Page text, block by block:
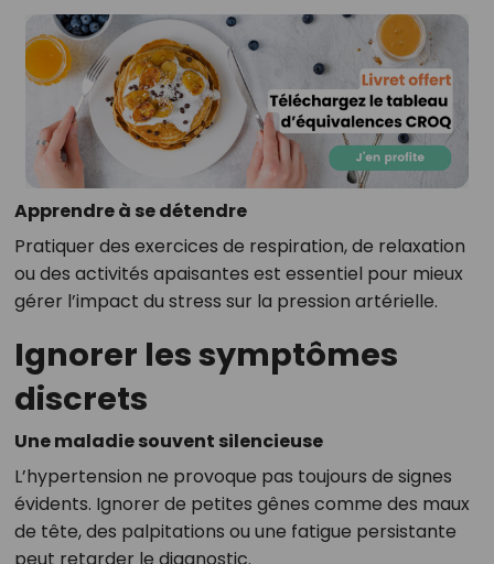
Apprendre à se détendre
Pratiquer des exercices de respiration, de relaxation
ou des activités apaisantes est essentiel pour mieux
gérer l’impact du stress sur la pression artérielle.
Ignorer les symptômes
discrets
Une maladie souvent silencieuse
L’hypertension ne provoque pas toujours de signes
évidents. Ignorer de petites gênes comme des maux
de tête, des palpitations ou une fatigue persistante
peut retarder le diagnostic.